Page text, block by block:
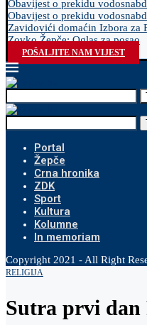
Obavijest o prekidu
Obavijest o prekidu
Zavidovići domaćin Izbora za
Zovko Žepče: Oglas za posao
POŠALJITE NAM VIJEST
Portal
Žepče
Crna hronika
ZDK
Sport
Kultura
Kolumne
In memoriam
Copyright 2021 - All Right
RELIGIJA
Sutra prvi dan